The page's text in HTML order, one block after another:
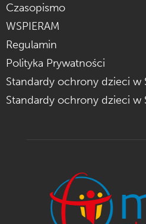
Czasopismo
WSPIERAM
Regulamin
Polityka Prywatności
Standardy ochrony dzieci w
Standardy ochrony dzieci w